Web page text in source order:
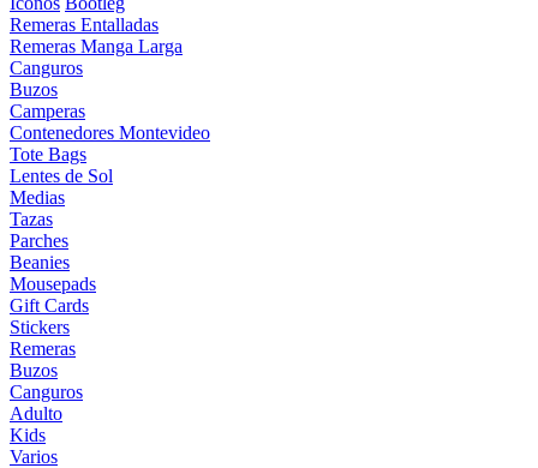
Remeras Entalladas
Remeras Manga Larga
Canguros
Buzos
Camperas
Contenedores Montevideo
Tote Bags
Lentes de Sol
Medias
Tazas
Parches
Beanies
Mousepads
Gift Cards
Stickers
Remeras
Buzos
Canguros
Adulto
Kids
Varios